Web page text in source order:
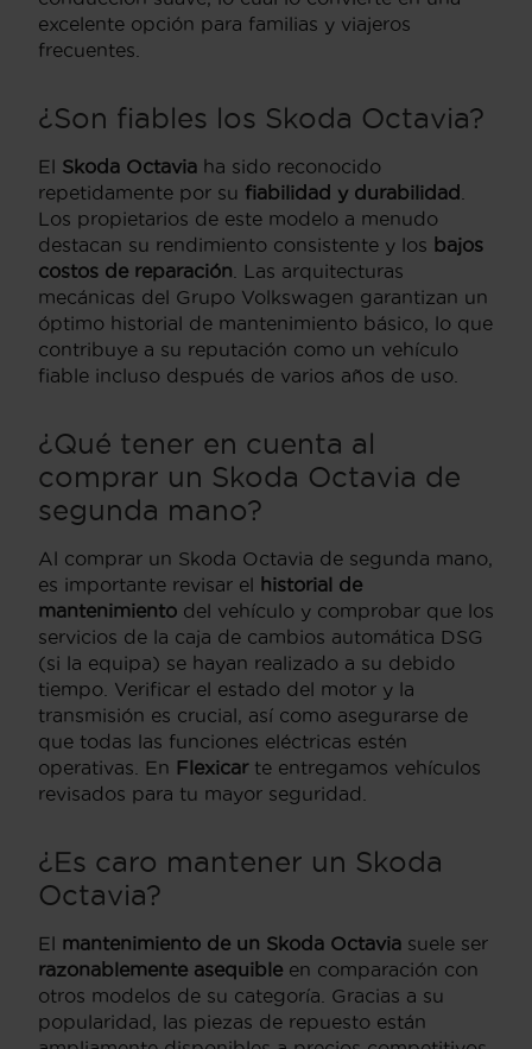
excelente opción para familias y viajeros
frecuentes.
¿Son fiables los Skoda Octavia?
El Skoda Octavia ha sido reconocido
repetidamente por su fiabilidad y durabilidad
Los propietarios de este modelo a menudo
destacan su rendimiento consistente y los bajos
costos de reparación . Las arquitecturas
mecánicas del Grupo Volkswagen garantizan un
óptimo historial de mantenimiento básico, lo que
contribuye a su reputación como un vehículo
fiable incluso después de varios años de uso.
¿Qué tener en cuenta al
comprar un Skoda Octavia de
segunda mano?
Al comprar un Skoda Octavia de segunda mano,
es importante revisar el historial de
mantenimiento del vehículo y comprobar que los
servicios de la caja de cambios automática DSG
(si la equipa) se hayan realizado a su debido
tiempo. Verificar el estado del motor y la
transmisión es crucial, así como asegurarse de
que todas las funciones eléctricas estén
operativas. En Flexicarte entregamos vehículos
revisados para tu mayor seguridad.
¿Es caro mantener un Skoda
Octavia?
El mantenimiento de un Skoda Octavia suele ser
razonablemente asequible en comparación con
otros modelos de su categoría. Gracias a su
popularidad, las piezas de repuesto están